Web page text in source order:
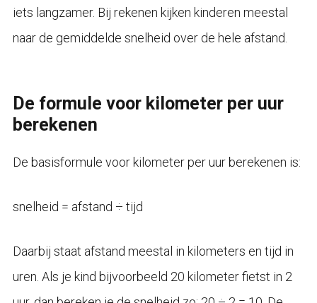
iets langzamer. Bij rekenen kijken kinderen meestal
naar de gemiddelde snelheid over de hele afstand.
De formule voor kilometer per uur
berekenen
De basisformule voor kilometer per uur berekenen is:
snelheid = afstand ÷ tijd
Daarbij staat afstand meestal in kilometers en tijd in
uren. Als je kind bijvoorbeeld 20 kilometer fietst in 2